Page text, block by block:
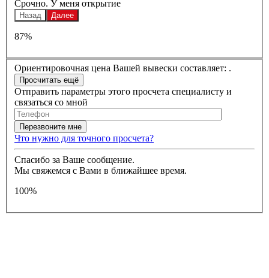
Срочно. У меня открытие
Назад Далее
87%
Ориентировочная цена Вашей вывески составляет: .
Отправить параметры этого просчета специалисту и
связаться со мной
Что нужно для точного просчета?
Спасибо за Ваше сообщение.
Мы свяжемся с Вами в ближайшее время.
100%